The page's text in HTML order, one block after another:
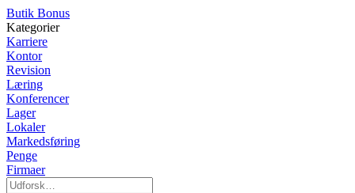
Butik Bonus
Kategorier
Karriere
Kontor
Revision
Læring
Konferencer
Lager
Lokaler
Markedsføring
Penge
Firmaer